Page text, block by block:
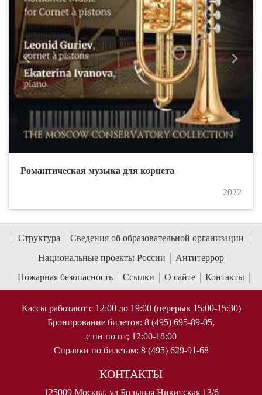
Романтическая музыка для корнета
2022
Назад
Структура
Сведения об образовательной организации
Национальные проекты России
Антитеррор
Пожарная безопасность
Ссылки О сайте Контакты
Кассы работают с 12:00 до 19:00 (перерыв 15:00-15:30)
Бронирование билетов: 8 (495) 695-89-05,
с пн по пт; 12:00-18:00
Справки по билетам: 8 (495) 629-91-68
КОНТАКТЫ
125009 Москва, ул Большая Никитская 13/6